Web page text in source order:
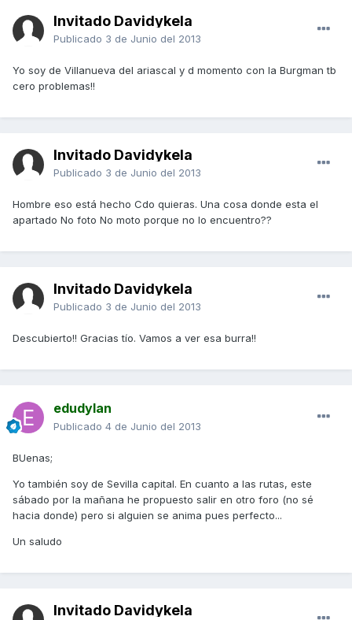
Invitado Davidykela
Publicado 3 de Junio del 2013
Yo soy de Villanueva del ariascal y d momento con la Burgman tb
cero problemas!!
Invitado Davidykela
Publicado 3 de Junio del 2013
Hombre eso está hecho Cdo quieras. Una cosa donde esta el
apartado No foto No moto porque no lo encuentro??
Invitado Davidykela
Publicado 3 de Junio del 2013
Descubierto!! Gracias tío. Vamos a ver esa burra!!
edudylan
Publicado 4 de Junio del 2013
BUenas;
Yo también soy de Sevilla capital. En cuanto a las rutas, este
sábado por la mañana he propuesto salir en otro foro (no sé
hacia donde) pero si alguien se anima pues perfecto...
Un saludo
Invitado Davidykela